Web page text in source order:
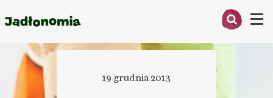
Menu
19 grudnia 2013